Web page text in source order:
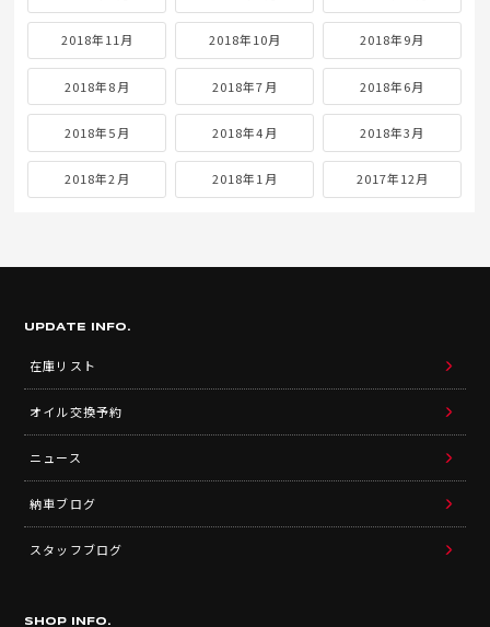
2018年11月 2018年10月 2018年9月
2018年8月 2018年7月 2018年6月
2018年5月 2018年4月 2018年3月
2018年2月 2018年1月 2017年12月
UPDATE INFO.
在庫リスト
オイル交換予約
ニュース
納車ブログ
スタッフブログ
SHOP INFO.